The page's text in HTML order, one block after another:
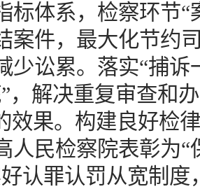
标体系，检察环节“
案件，最大化节约
少讼累。落实“捕
，解决重复审查和
效果。构建良好检
人民检察院表彰为
认罪认罚从宽制